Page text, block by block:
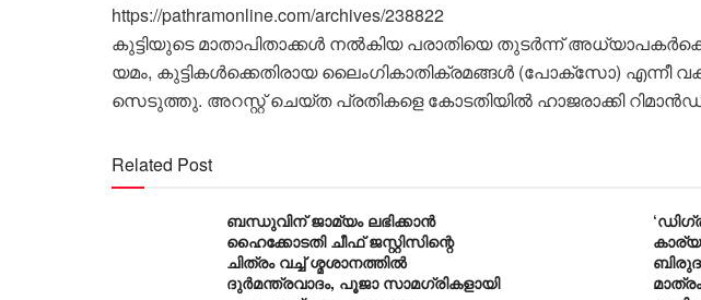
https://pathramonline.com/archives/238822
കു​ട്ടി​യു​ടെ മാ​താ​പി​താ​ക്ക​ൾ ന​ൽ​കി​യ പ​രാ​തി​യെ തു​ട​ർ​ന്ന്
യ​മം, കു​ട്ടി​ക​ൾ​ക്കെ​തി​രാ​യ ലൈം​ഗി​കാ​തി​ക്ര​മ​ങ്ങ​ൾ (പോ​ക്‌​സോ) എ​ന്നീ
സെ​ടു​‌ത്തു. അ​റ​സ്റ്റ് ചെ​യ്ത പ്ര​തി​ക​ളെ കോ​ട​തിയിൽ ഹാജരാക്കി
Related Post
ബന്ധുവിന് ജാമ്യം ലഭിക്കാന്‍
ഹൈക്കോടതി ചീഫ് ജസ്റ്റിസിന്റെ
ചിത്രം വച്ച് ശ്മശാനത്തില്‍
ദുര്‍മന്ത്രവാദം, പൂജാ സാമഗ്രികളായി